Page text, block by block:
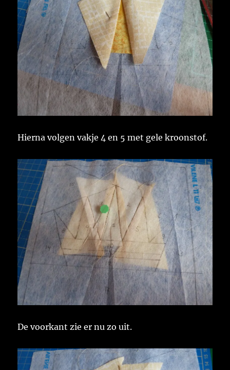
Hierna volgen vakje 4 en 5 met gele kroonstof.
De voorkant zie er nu zo uit.